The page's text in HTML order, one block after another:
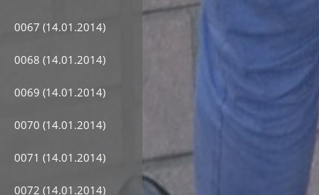
0067 (14.01.2014)
0068 (14.01.2014)
0069 (14.01.2014)
0070 (14.01.2014)
0071 (14.01.2014)
0072 (14.01.2014)